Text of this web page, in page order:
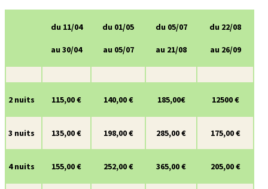
du 11/04
au 30/04
du 01/05
au 05/07
du 05/07
au 21/08
du 22/08
au 26/09
2 nuits 115,00 € 140,00 € 185,00€ 12500 €
3 nuits 135,00 € 198,00 € 285,00 € 175,00 €
4 nuits 155,00 € 252,00 € 365,00 € 205,00 €